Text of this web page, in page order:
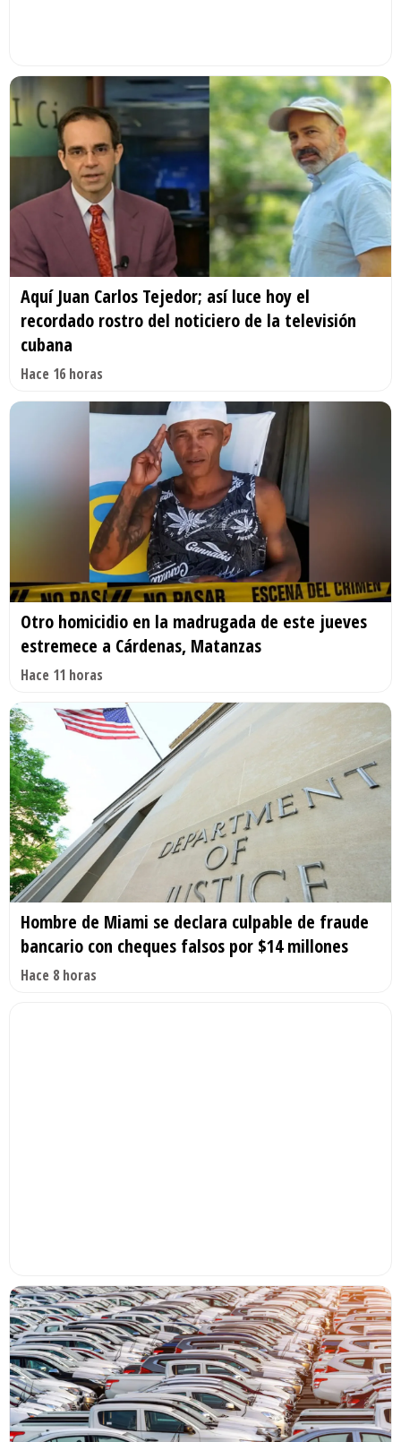
Aquí Juan Carlos Tejedor; así luce hoy el
recordado rostro del noticiero de la televisión
cubana
Hace 16 horas
Otro homicidio en la madrugada de este jueves
estremece a Cárdenas, Matanzas
Hace 11 horas
Hombre de Miami se declara culpable de fraude
bancario con cheques falsos por $14 millones
Hace 8 horas